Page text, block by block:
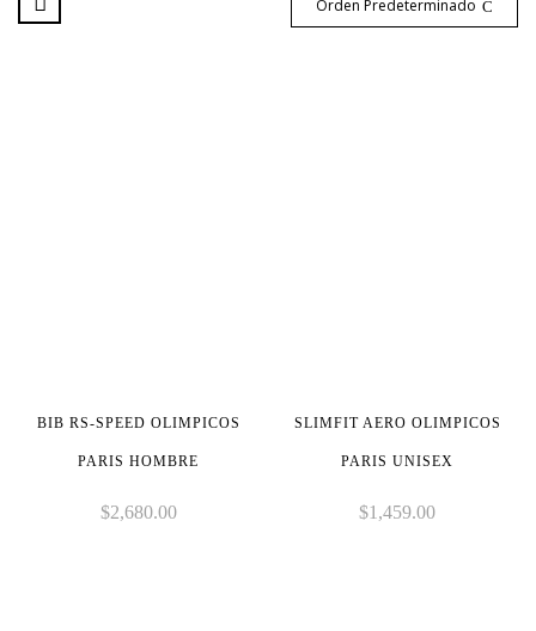
Orden Predeterminado
BIB RS-SPEED OLIMPICOS
PARIS HOMBRE
$2,680.00
SLIMFIT AERO OLIMPICOS
PARIS UNISEX
$1,459.00